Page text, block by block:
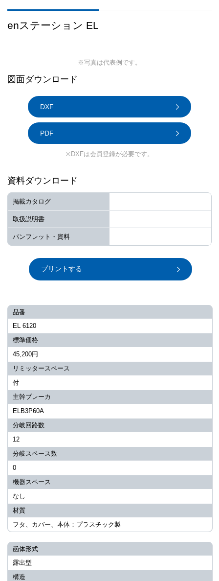
enステーション EL
※写真は代表例です。
品番
EL 6120
標準価格
45,200円
リミッタースペース
付
主幹ブレーカ
ELB3P60A
分岐回路数
12
分岐スペース数
0
機器スペース
なし
材質
フタ、カバー、本体：プラスチック製
図面ダウンロード
DXF
PDF
※DXFは会員登録が必要です。
資料ダウンロード
掲載カタログ
取扱説明書
パンフレット・資料
プリントする
函体形式
露出型
構造